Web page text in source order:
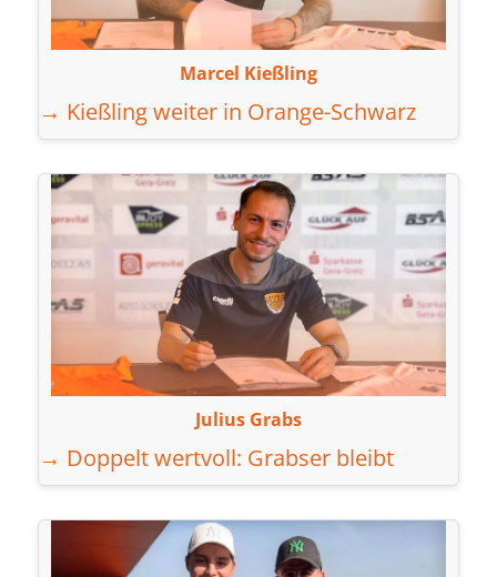
Marcel Kießling
→ Kießling weiter in Orange-Schwarz
Julius Grabs
→ Doppelt wertvoll: Grabser bleibt